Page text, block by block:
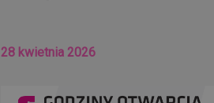
28 kwietnia 2026